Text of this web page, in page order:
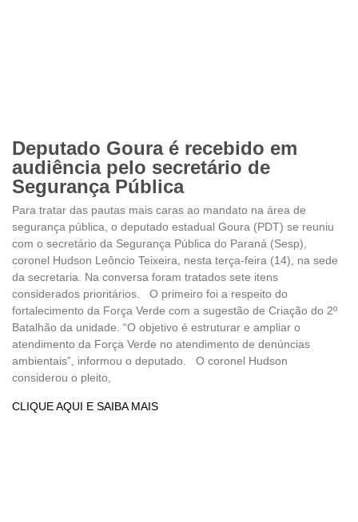
Deputado Goura é recebido em
audiência pelo secretário de
Segurança Pública
Para tratar das pautas mais caras ao mandato na área de
segurança pública, o deputado estadual Goura (PDT) se reuniu
com o secretário da Segurança Pública do Paraná (Sesp),
coronel Hudson Leôncio Teixeira, nesta terça-feira (14), na sede
da secretaria. Na conversa foram tratados sete itens
considerados prioritários. O primeiro foi a respeito do
fortalecimento da Força Verde com a sugestão de Criação do 2º
Batalhão da unidade. “O objetivo é estruturar e ampliar o
atendimento da Força Verde no atendimento de denúncias
ambientais”, informou o deputado. O coronel Hudson
considerou o pleito,
CLIQUE AQUI E SAIBA MAIS